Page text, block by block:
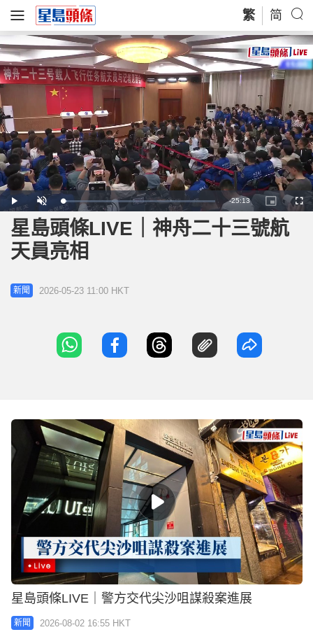
繁 简
Play UnmuteLoaded:
2.65%
Remaining
Time
-25:13
Picture-
in-
Picture
星島頭條LIVE｜神舟二十三號航
天員亮相
新聞 2026-05-23 11:00 HKT
星島頭條LIVE｜警方交代尖沙咀謀殺案進展
新聞 2026-08-02 16:55 HKT